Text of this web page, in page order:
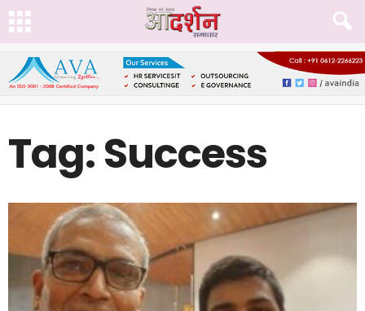
Tag: Success